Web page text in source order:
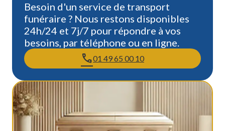
Besoin d'un service de transport
funéraire ? Nous restons disponibles
24h/24 et 7j/7 pour répondre à vos
besoins, par téléphone ou en ligne.
01 49 65 00 10